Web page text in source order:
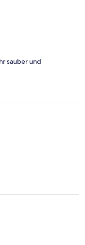
sauber und